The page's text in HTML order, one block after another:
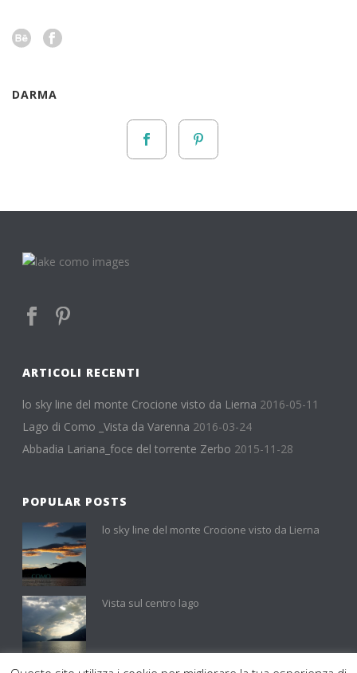
DARMA
ARTICOLI RECENTI
lo sky line del monte Crocione visto da Lierna 2016-05-11
Lago di Como _Vista da Varenna 2016-03-24
Abbadia Lariana_foce del torrente Zerbo 2015-11-28
POPULAR POSTS
lo sky line del monte Crocione visto da Lierna
Vista sul centro lago